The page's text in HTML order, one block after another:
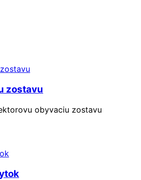
zostavu
obyvaciu zostavu